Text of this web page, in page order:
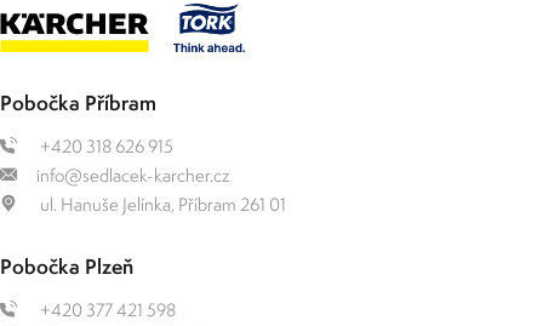
Pobočka Příbram
+420 318 626 915
info@sedlacek-karcher.cz
ul. Hanuše Jelínka, Příbram 261 01
Pobočka Plzeň
+420 377 421 598